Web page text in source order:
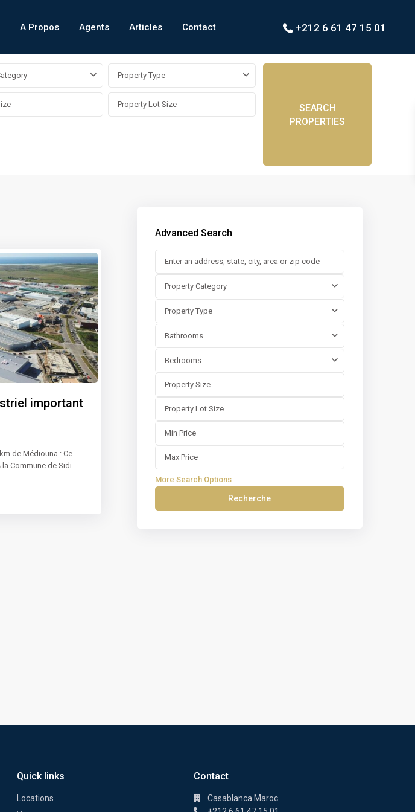
A Propos Agents Articles Contact +212 6 61 47 15 01
Property Type
SEARCH
PROPERTIES
important
de Médiouna : Ce
Commune de Sidi
Advanced Search
Property Category
Property Type
Bathrooms
Bedrooms
More Search Options
Recherche
Quick links
Locations
Contact
Casablanca Maroc